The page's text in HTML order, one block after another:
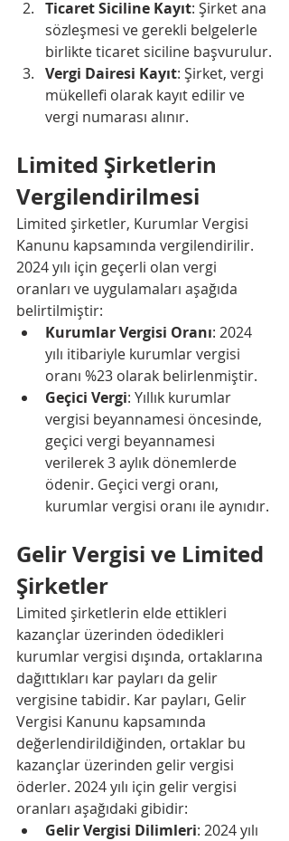
Ticaret Siciline Kayıt: Şirket ana
sözleşmesi ve gerekli belgelerle
birlikte ticaret siciline başvurulur.
Vergi Dairesi Kayıt: Şirket, vergi
mükellefi olarak kayıt edilir ve
vergi numarası alınır.
Limited Şirketlerin
Vergilendirilmesi
Limited şirketler, Kurumlar Vergisi
Kanunu kapsamında vergilendirilir.
2024 yılı için geçerli olan vergi
oranları ve uygulamaları aşağıda
belirtilmiştir:
Kurumlar Vergisi Oranı: 2024
yılı itibariyle kurumlar vergisi
oranı %23 olarak belirlenmiştir.
Geçici Vergi: Yıllık kurumlar
vergisi beyannamesi öncesinde,
geçici vergi beyannamesi
verilerek 3 aylık dönemlerde
ödenir. Geçici vergi oranı,
kurumlar vergisi oranı ile aynıdır.
Gelir Vergisi ve Limited
Şirketler
Limited şirketlerin elde ettikleri
kazançlar üzerinden ödedikleri
kurumlar vergisi dışında, ortaklarına
dağıttıkları kar payları da gelir
vergisine tabidir. Kar payları, Gelir
Vergisi Kanunu kapsamında
değerlendirildiğinden, ortaklar bu
kazançlar üzerinden gelir vergisi
öderler. 2024 yılı için gelir vergisi
oranları aşağıdaki gibidir:
Gelir Vergisi Dilimleri: 2024 yılı